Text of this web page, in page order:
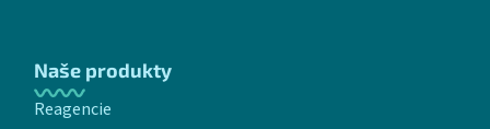
Naše produkty
Reagencie